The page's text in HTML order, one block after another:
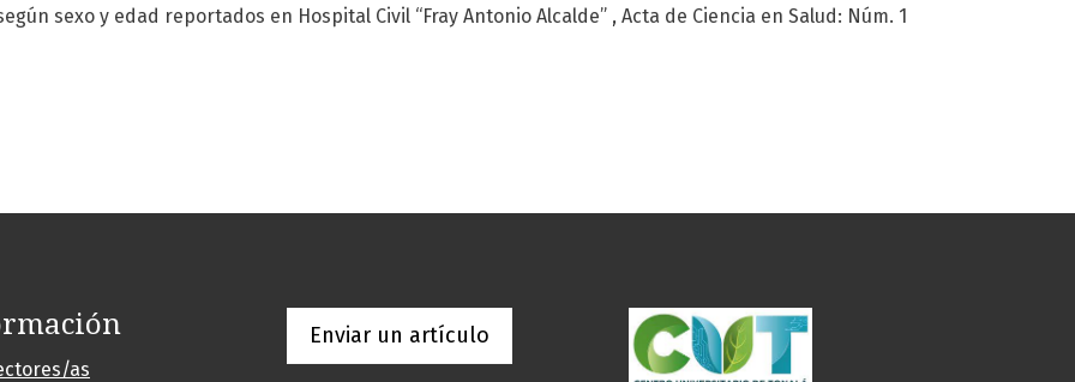
sexo y edad reportados en Hospital Civil “Fray Antonio Alcalde” , Acta de Ciencia en Salud: Núm. 1
as
Enviar un artículo